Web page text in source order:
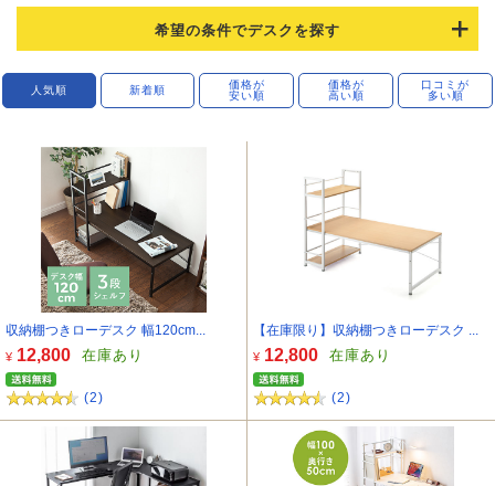
希望の条件でデスクを探す
人気順 新着順
価格が
安い順
価格が
高い順
口コミが
多い順
収納棚つきローデスク 幅120cm...
¥ 12,800 在庫あり
(2)
【在庫限り】収納棚つきローデスク ...
¥ 12,800 在庫あり
(2)